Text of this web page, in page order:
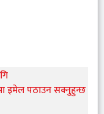
इमेल पठाउन सक्नुहुन्छ